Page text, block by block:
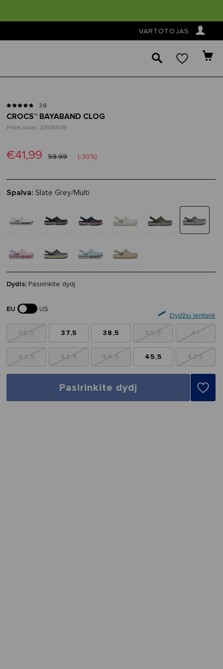
VARTOTOJAS 👤
🔎
38
CROCS™ BAYABAND CLOG
Prekės kodas: 205089-0IE
€41,99 59.99 (-30%)
Spalva: Slate Grey/Multi
Dydis: Pasirinkite dydį
EU
US
Dydžių lentelė
36,5 37,5 38,5 39,5 41
42,5 43,5 44,5 45,5 47,5
Pasirinkite dydį